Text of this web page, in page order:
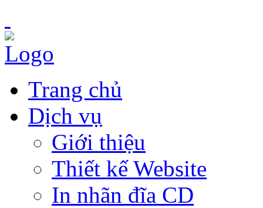
Trang chủ
Dịch vụ
Giới thiệu
Thiết kế Website
In nhãn đĩa CD